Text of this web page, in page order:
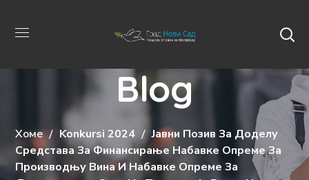
Blog
Хоме Konkursi 2024
Јавни Позив За Доделу
Средстава За Финансирање Набавке Опреме За
Производњу Вина И Набавке Опреме За